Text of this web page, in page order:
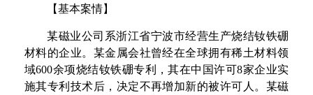
【基本案情】
某磁业公司系浙江省宁波市经营生产烧结钕铁硼
材料的企业。某金属会社曾经在全球拥有稀土材料领
域600余项烧结钕铁硼专利，其在中国许可8家企业实
施其专利技术后，决定不再增加新的被许可人。某磁